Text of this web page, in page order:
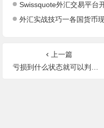
Swissquote外汇交易平台
外汇实战技巧一各国货币
上一篇
亏损到什么状态就可以判定自己不适合做交易，达到及时止损?